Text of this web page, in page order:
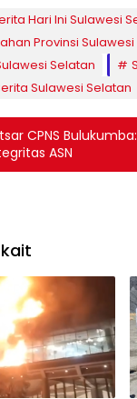
Hari Ini Sulawesi
Provinsi
Selatan
Sulawesi Selatan
CPNS
ASN